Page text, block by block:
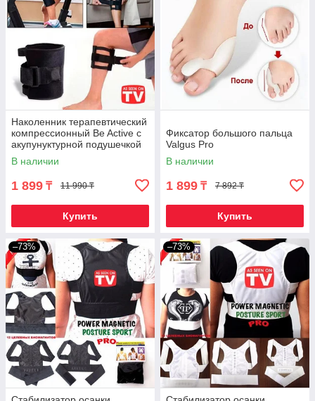
Наколенник терапевтический
компрессионный Be Active с
акупунуктурной подушечкой
В наличии
1 899 ₸ 11 990 ₸
Купить
Фиксатор большого пальца
Valgus Pro
В наличии
1 899 ₸ 7 892 ₸
Купить
–73% –73%